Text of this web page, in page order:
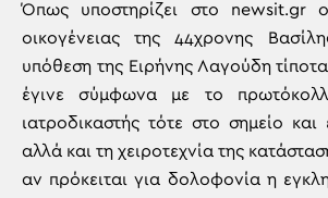
Όπως υποστηρίζει στο newsit.gr
οικογένειας της 44χρονης
υπόθεση της Ειρήνης Λαγούδη
έγινε σύμφωνα με το
ιατροδικαστής τότε στο σημείο
αλλά και τη χειροτεχνία της
αν πρόκειται για δολοφονία η